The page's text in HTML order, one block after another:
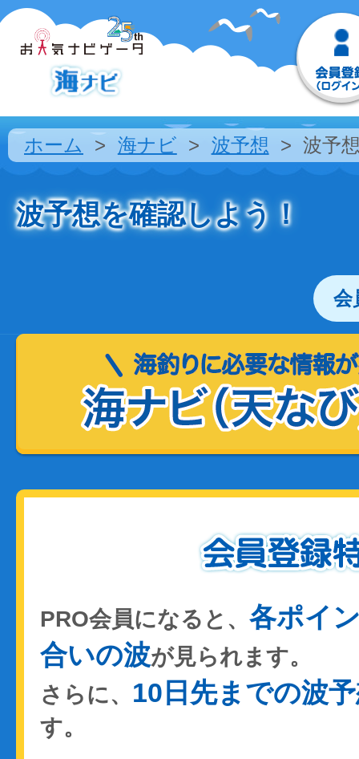
ホーム 海ナビ 波予想 波予
波予想を確認しよう！
会
PRO会員になると、 各ポイ
合いの波が見られます。
さらに、 10日先までの波
す。